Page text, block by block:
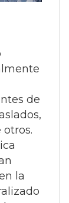
de
la